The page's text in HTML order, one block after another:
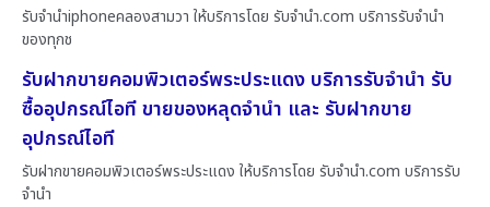
รับจำนำiphoneคลองสามวา ให้บริการโดย รับจํานํา.com บริการรับจำนำ
ของทุกช
รับฝากขายคอมพิวเตอร์พระประแดง บริการรับจำนำ รับ
ซื้ออุปกรณ์ไอที ขายของหลุดจำนำ และ รับฝากขาย
อุปกรณ์ไอที
รับฝากขายคอมพิวเตอร์พระประแดง ให้บริการโดย รับจํานํา.com บริการรับ
จำนำ